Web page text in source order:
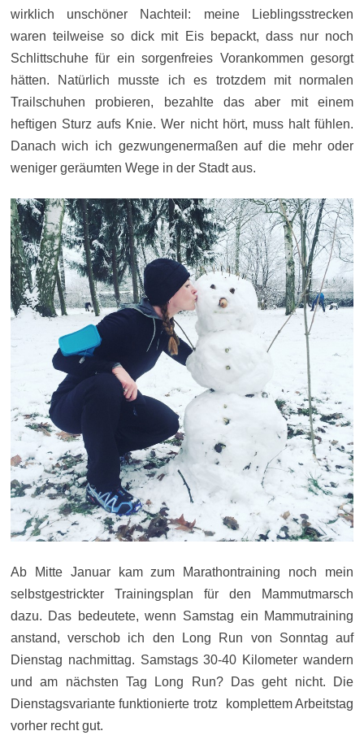
wirklich unschöner Nachteil: meine Lieblingsstrecken
waren teilweise so dick mit Eis bepackt, dass nur noch
Schlittschuhe für ein sorgenfreies Vorankommen gesorgt
hätten. Natürlich musste ich es trotzdem mit normalen
Trailschuhen probieren, bezahlte das aber mit einem
heftigen Sturz aufs Knie. Wer nicht hört, muss halt fühlen.
Danach wich ich gezwungenermaßen auf die mehr oder
weniger geräumten Wege in der Stadt aus.
Ab Mitte Januar kam zum Marathontraining noch mein
selbstgestrickter Trainingsplan für den Mammutmarsch
dazu. Das bedeutete, wenn Samstag ein Mammutraining
anstand, verschob ich den Long Run von Sonntag auf
Dienstag nachmittag. Samstags 30-40 Kilometer wandern
und am nächsten Tag Long Run? Das geht nicht. Die
Dienstagsvariante funktionierte trotz komplettem Arbeitstag
vorher recht gut.